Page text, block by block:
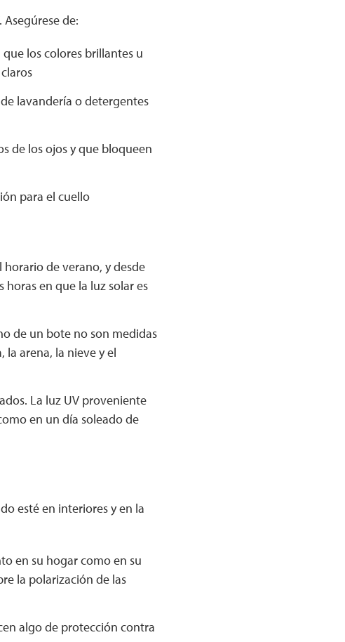
de:
los colores brillantes u
lavandería o detergentes
de los ojos y que bloqueen
para el cuello
horario de verano, y desde
en que la luz solar es
de un bote no son medidas
la arena, la nieve y el
La luz UV proveniente
en un día soleado de
esté en interiores y en la
en su hogar como en su
la polarización de las
algo de protección contra